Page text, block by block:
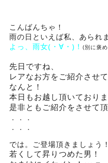
こんばんちゃ！
雨の日といえば私、あられ
よっ、雨女(・∀・)！ (別に褒
先日ですね、
レアなお方をご紹介させ
なんと！
本日もお越し頂いておりま
是非ともご紹介をさせて
．．．
．．．
では。ご登場頂きましょう！
若くして昇りつめた男！